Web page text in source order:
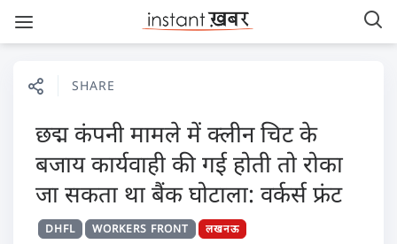
SHARE
छद्म कंपनी मामले में क्लीन चिट के
बजाय कार्यवाही की गई होती तो रोका
जा सकता था बैंक घोटाला: वर्कर्स फ्रंट
DHFL WORKERS FRONT लखनऊ